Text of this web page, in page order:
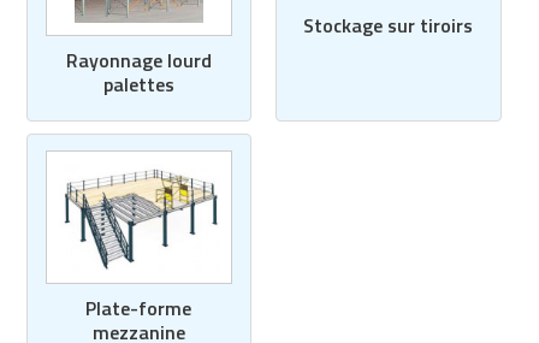
Rayonnage lourd
palettes
Stockage sur tiroirs
Plate-forme
mezzanine